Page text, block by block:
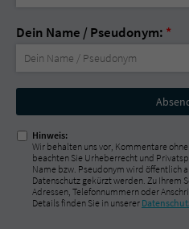
Dein Name / Pseudonym: *
Nicht
ausfüllen!
Hinweis:
Wir behalten uns vor, Kommentare
beachten Sie Urheberrecht und
Name bzw. Pseudonym wird öffentlich
Datenschutz gekürzt werden. Zu Ihrem
Adressen, Telefonnummern oder
Details finden Sie in unserer